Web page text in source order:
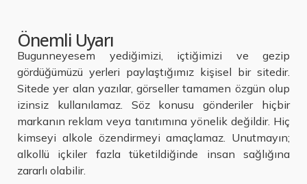
Önemli Uyarı
Bugunneyesem yediğimizi, içtiğimizi ve gezip
gördüğümüzü yerleri paylaştığımız kişisel bir sitedir.
Sitede yer alan yazılar, görseller tamamen özgün olup
izinsiz kullanılamaz. Söz konusu gönderiler hiçbir
markanın reklam veya tanıtımına yönelik değildir. Hiç
kimseyi alkole özendirmeyi amaçlamaz. Unutmayın;
alkollü içkiler fazla tüketildiğinde insan sağlığına
zararlı olabilir.